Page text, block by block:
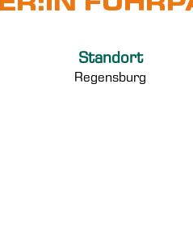
Standort
Regensburg